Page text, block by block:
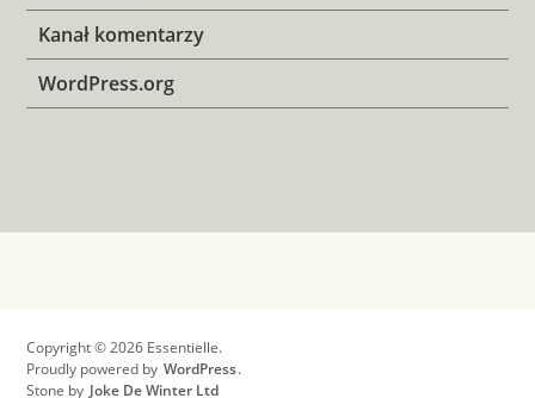
Kanał komentarzy
WordPress.org
Copyright © 2026 Essentielle.
Proudly powered by WordPress.
Stone by Joke De Winter Ltd